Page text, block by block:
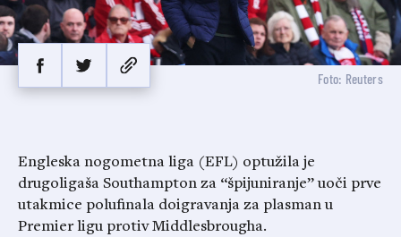
Foto: Reuters
Engleska nogometna liga (EFL) optužila je
drugoligaša Southampton za “špijuniranje” uoči prve
utakmice polufinala doigravanja za plasman u
Premier ligu protiv Middlesbrougha.